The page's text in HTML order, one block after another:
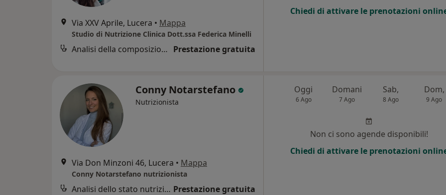
Via XXV Aprile, Lucera • Mappa
Studio di Nutrizione Clinica Dott.ssa Federica Minelli
Analisi della composizione corporea Prestazione gratuita
Chiedi di attivare le prenotazioni
Conny Notarstefano
Nutrizionista
Via Don Minzoni 46, Lucera • Mappa
Conny Notarstefano nutrizionista
Analisi dello stato nutrizionale Prestazione gratuita
Oggi
6 Ago
Domani
7 Ago
Sab,
8 Ago
Dom,
9 Ago
Non ci sono agende disponibili!
Chiedi di attivare le prenotazioni